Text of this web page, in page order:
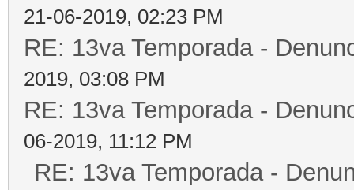
21-06-2019, 02:23 PM
RE: 13va Temporada -
2019, 03:08 PM
RE: 13va Temporada -
06-2019, 11:12 PM
RE: 13va Temporada -